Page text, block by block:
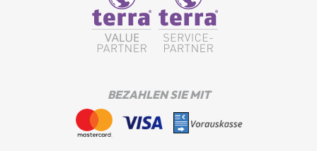
BEZAHLEN SIE MIT